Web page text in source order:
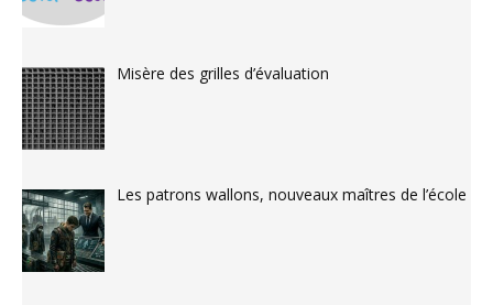
Misère des grilles d’évaluation
Les patrons wallons, nouveaux maîtres de l’école